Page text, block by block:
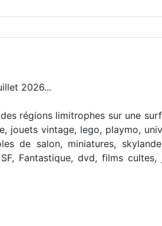
2026...
régions limitrophes sur une
jouets vintage, lego, playmo,
de salon, miniatures,
Fantastique, dvd, films cultes,